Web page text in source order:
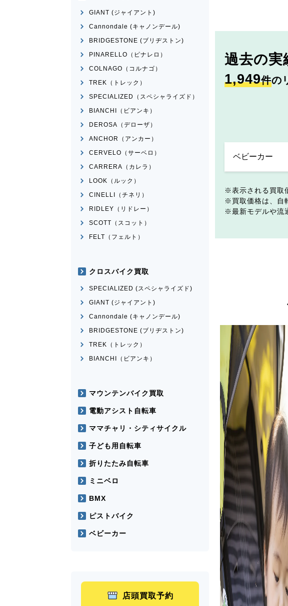
過去の実
1,949件の
表示される買取
買取価格は、自
最新モデルや流
GIANT (ジャイアント)
Cannondale (キャノンデール)
BRIDGESTONE (ブリヂストン)
PINARELLO（ピナレロ）
COLNAGO（コルナゴ）
TREK（トレック）
SPECIALIZED（スペシャライズド）
BIANCHI（ビアンキ）
DEROSA（デローザ）
ANCHOR（アンカー）
CERVELO（サーベロ）
CARRERA（カレラ）
LOOK（ルック）
CINELLI（チネリ）
RIDLEY（リドレー）
SCOTT（スコット）
FELT（フェルト）
クロスバイク買取
SPECIALIZED (スペシャライズド)
GIANT (ジャイアント)
Cannondale (キャノンデール)
BRIDGESTONE (ブリヂストン)
TREK（トレック）
BIANCHI（ビアンキ）
マウンテンバイク買取
電動アシスト自転車
ママチャリ・シティサイクル
子ども用自転車
折りたたみ自転車
ミニベロ
BMX
ピストバイク
ベビーカー
店頭買取予約